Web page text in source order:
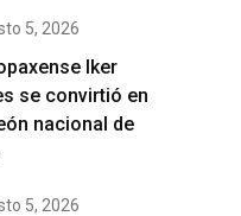
5, 2026
Iker
se convirtió en
nacional de
5, 2026